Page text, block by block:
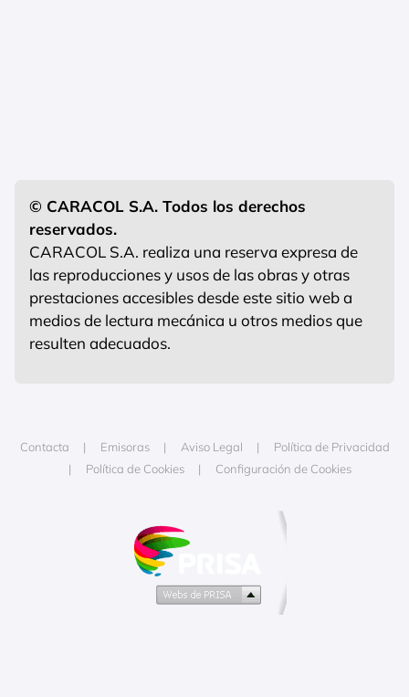
© CARACOL S.A. Todos los derechos
reservados.
CARACOL S.A. realiza una reserva expresa de
las reproducciones y usos de las obras y otras
prestaciones accesibles desde este sitio web a
medios de lectura mecánica u otros medios que
resulten adecuados.
Contacta Emisoras Aviso Legal
Política de Privacidad
Política de Cookies
Configuración de Cookies